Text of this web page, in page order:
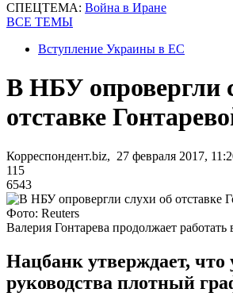
СПЕЦТЕМА: Война в Иране
ВСЕ ТЕМЫ
Вступление Украины в ЕС
В НБУ опровергли
отставке
Корреспондент.biz, 27 февраля 2017,
115
6543
Фото: Reuters
Валерия Гонтарева продолжает
Нацбанк утверждает,
руководства плотный